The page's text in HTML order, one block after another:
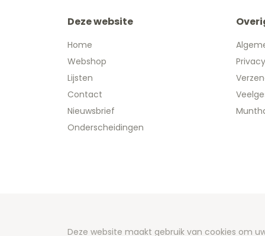
Deze website
Home
Webshop
Lijsten
Contact
Nieuwsbrief
Onderscheidingen
Deze website maakt gebruik van cookies om